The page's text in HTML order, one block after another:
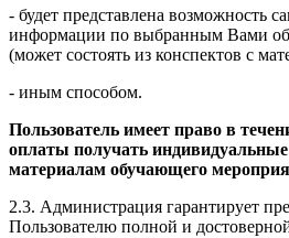
- будет представлена возможность
информации по выбранным Вами
(может состоять из конспектов с
- иным способом.
Пользователь имеет право в
оплаты получать
материалам обучающего
2.3. Администрация гарантирует
Пользователю полной и